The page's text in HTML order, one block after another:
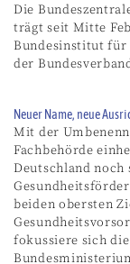
Die
trägt seit Mitte
Bundesinstitut für
der
Neuer Name, neue
Mit der
Fachbehörde
Deutschland
beiden obersten
fokussiere sich